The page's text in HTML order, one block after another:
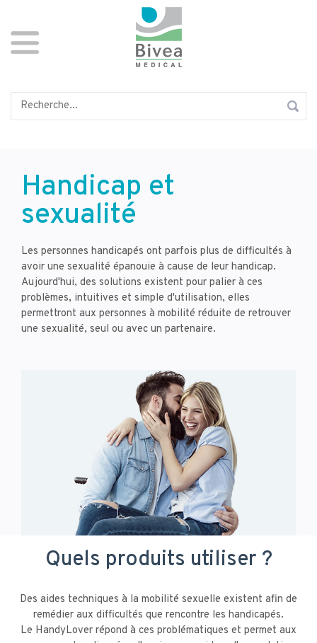
contenu
principal
Handicap et
sexualité
Les personnes handicapés ont parfois plus de difficultés à
avoir une sexualité épanouie à cause de leur handicap.
Aujourd'hui, des solutions existent pour palier à ces
problèmes, intuitives et simple d'utilisation, elles
permettront aux personnes à mobilité réduite de retrouver
une sexualité, seul ou avec un partenaire.
Quels produits utiliser ?
Des aides techniques à la mobilité sexuelle existent afin de
remédier aux difficultés que rencontre les handicapés.
Le HandyLover répond à ces problématiques et permet aux
Panneau de gestion des cookies